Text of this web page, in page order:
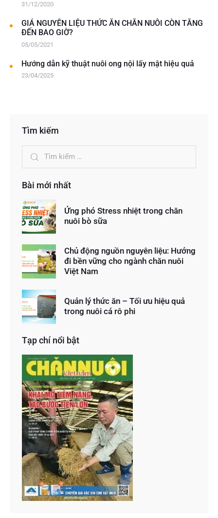
31/12/2020
GIÁ NGUYÊN LIỆU THỨC ĂN CHĂN NUÔI CÒN TĂNG
ĐẾN BAO GIỜ?
05/05/2021
Hướng dẫn kỹ thuật nuôi ong nội lấy mật hiệu quả
23/04/2025
Tìm kiếm
Bài mới nhất
Ứng phó Stress nhiệt trong chăn
nuôi bò sữa
Chủ động nguồn nguyên liệu: Hướng
đi bền vững cho ngành chăn nuôi
Việt Nam
Quản lý thức ăn – Tối ưu hiệu quả
trong nuôi cá rô phi
Tạp chí nổi bật